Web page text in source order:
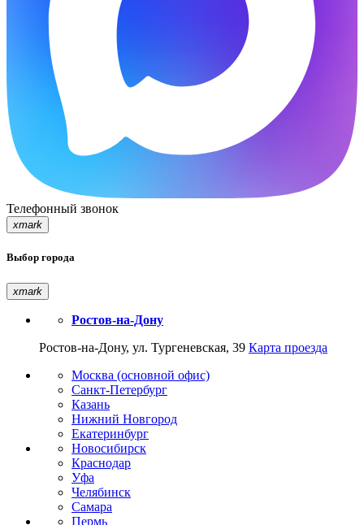
Телефонный звонок
xmark
Выбор города
xmark
Ростов-на-Дону
Ростов-на-Дону, ул. Тургеневская, 39 Карта проезда
Москва (основной офис)
Санкт-Петербург
Казань
Нижний Новгород
Екатеринбург
Новосибирск
Краснодар
Уфа
Челябинск
Самара
Пермь